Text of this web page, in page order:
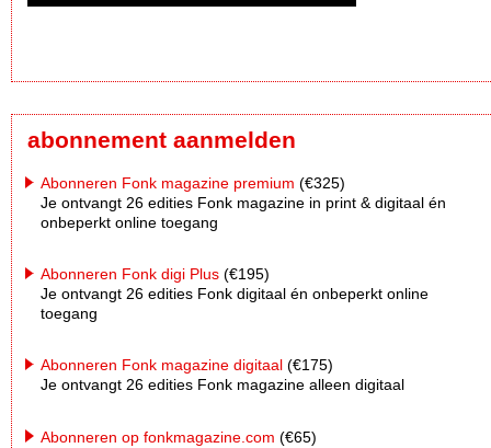
abonnement aanmelden
Abonneren Fonk magazine premium (€325)
Je ontvangt 26 edities Fonk magazine in print & digitaal én
onbeperkt online toegang
Abonneren Fonk digi Plus (€195)
Je ontvangt 26 edities Fonk digitaal én onbeperkt online
toegang
Abonneren Fonk magazine digitaal (€175)
Je ontvangt 26 edities Fonk magazine alleen digitaal
Abonneren op fonkmagazine.com (€65)